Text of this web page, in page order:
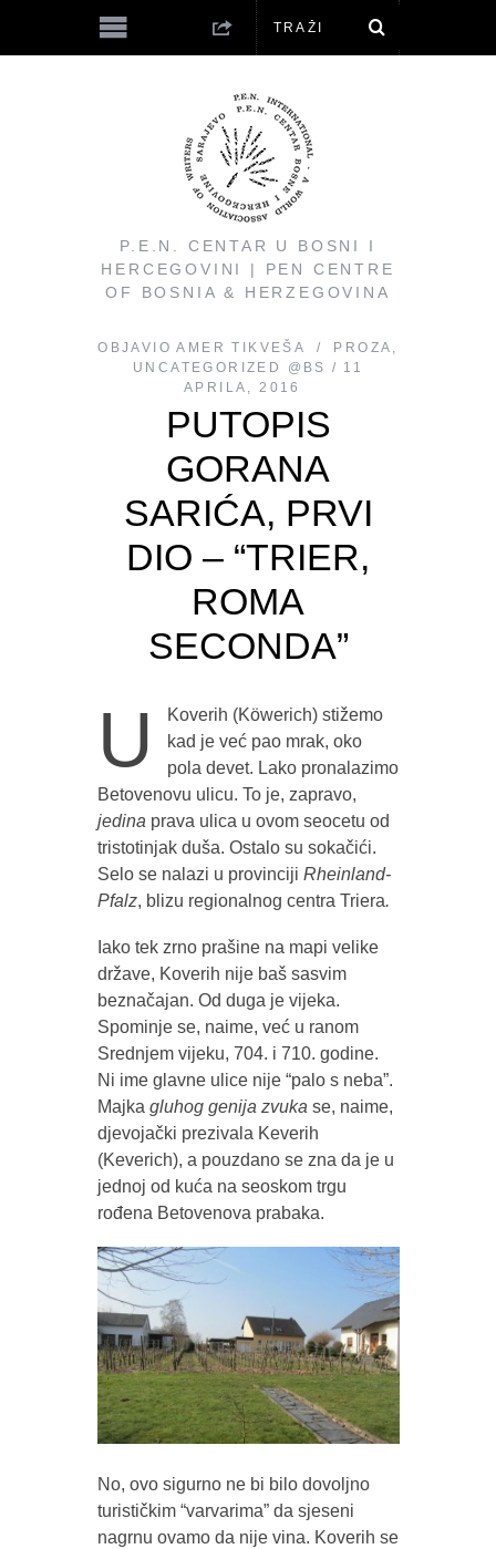
P.E.N. CENTAR U BOSNI I
HERCEGOVINI | PEN CENTRE
OF BOSNIA & HERZEGOVINA
OBJAVIO AMER TIKVEŠA PROZA ,
UNCATEGORIZED @BS
11
APRILA, 2016
PUTOPIS
GORANA
SARIĆA, PRVI
DIO – “TRIER,
ROMA
SECONDA”
U
Koverih (Köwerich) stižemo
kad je već pao mrak, oko
pola devet. Lako pronalazimo
Betovenovu ulicu. To je, zapravo,
jedina prava ulica u ovom seocetu od
tristotinjak duša. Ostalo su sokačići.
Selo se nalazi u provinciji Rheinland-
Pfalz, blizu regionalnog centra Triera.
Iako tek zrno prašine na mapi velike
države, Koverih nije baš sasvim
beznačajan. Od duga je vijeka.
Spominje se, naime, već u ranom
Srednjem vijeku, 704. i 710. godine.
Ni ime glavne ulice nije “palo s neba”.
Majka gluhog genija zvuka se, naime,
djevojački prezivala Keverih
(Keverich), a pouzdano se zna da je u
jednoj od kuća na seoskom trgu
rođena Betovenova prabaka.
No, ovo sigurno ne bi bilo dovoljno
turističkim “varvarima” da sjeseni
nagrnu ovamo da nije vina. Koverih se